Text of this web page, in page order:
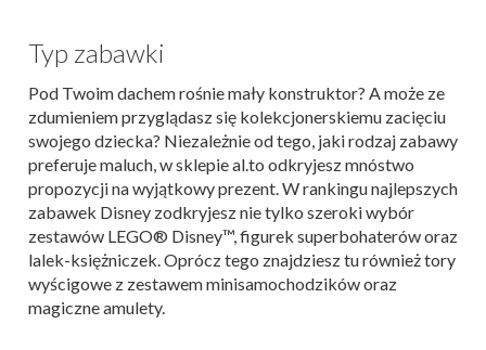
Typ zabawki
Pod Twoim dachem rośnie mały konstruktor? A może ze
zdumieniem przyglądasz się kolekcjonerskiemu zacięciu
swojego dziecka? Niezależnie od tego, jaki rodzaj zabawy
preferuje maluch, w sklepie al.to odkryjesz mnóstwo
propozycji na wyjątkowy prezent. W rankingu najlepszych
zabawek Disney zodkryjesz nie tylko szeroki wybór
zestawów LEGO® Disney™, figurek superbohaterów oraz
lalek-księżniczek. Oprócz tego znajdziesz tu również tory
wyścigowe z zestawem minisamochodzików oraz
magiczne amulety.